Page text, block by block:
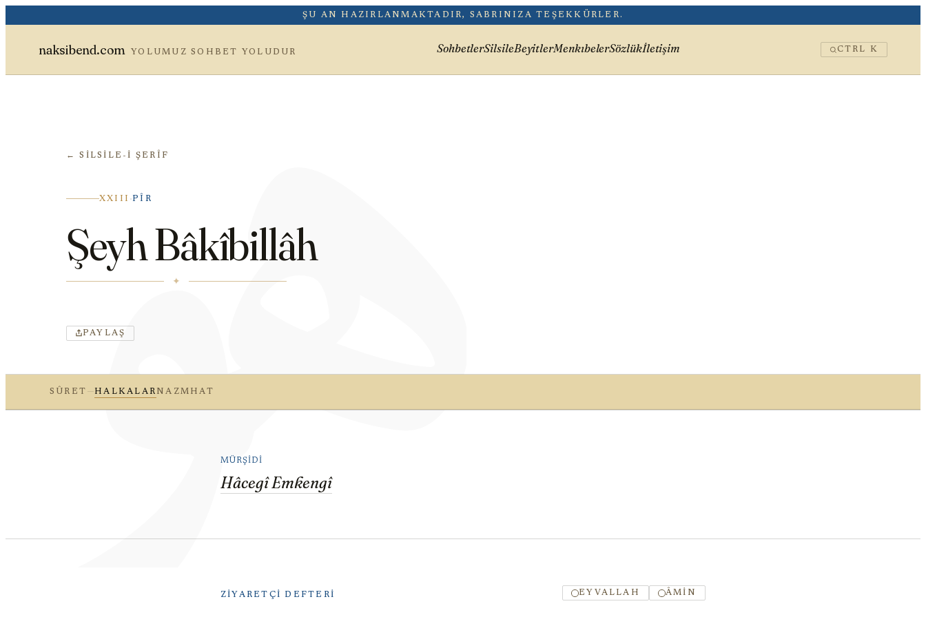
ŞU AN HAZIRLANMAKTADIR, SABRINIZA TEŞEKKÜRLER.
naksibend.com YOLUMUZ SOHBET YOLUDUR SohbetlerSilsileBeyitlerMenkıbelerSözlükİletişim CTRL K
← SILSILE-I ŞERÎF
XXIII ·PÎR
Şeyh Bâkîbillâh
✦
PAYLAŞ
SÛRET —HALKALAR NAZM HAT
MÜRŞIDI
Hâcegî Emkengî
ZIYARETÇI DEFTERI EYVALLAH ÂMIN